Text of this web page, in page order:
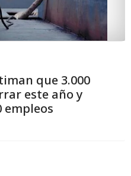
que 3.000
este año y
empleos